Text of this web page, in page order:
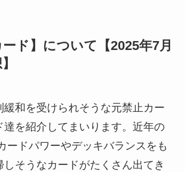
ード】について【2025年7月
緩和を受けられそうな元禁止カー
達を紹介してまいります。近年の
ードパワーやデッキバランスをも
しそうなカードがたくさん出てき